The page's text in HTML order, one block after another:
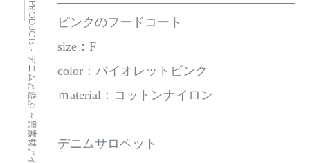
PRODUCTS
-
ピンクのフードコート
size：F
color：バイオレットピンク
ｍaterial：コットンナイロン
デニムサロペット